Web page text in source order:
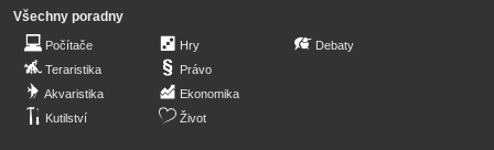
Všechny poradny
Počítače
Teraristika
Akvaristika
Kutilství
Hry
Právo
Ekonomika
Život
Debaty